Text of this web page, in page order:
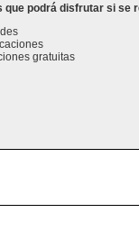
que podrá disfrutar si se
gratuitas